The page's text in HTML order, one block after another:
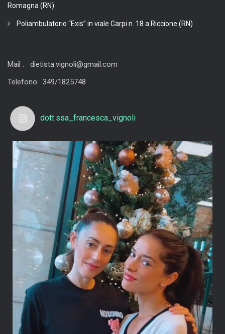
Romagna (RN)
Poliambulatorio “Exis” in viale Carpi n. 18 a Riccione (RN)
Mail : dietista.vignoli@gmail.com
Telefono: 349/1825748
dott.ssa_francesca_vignoli